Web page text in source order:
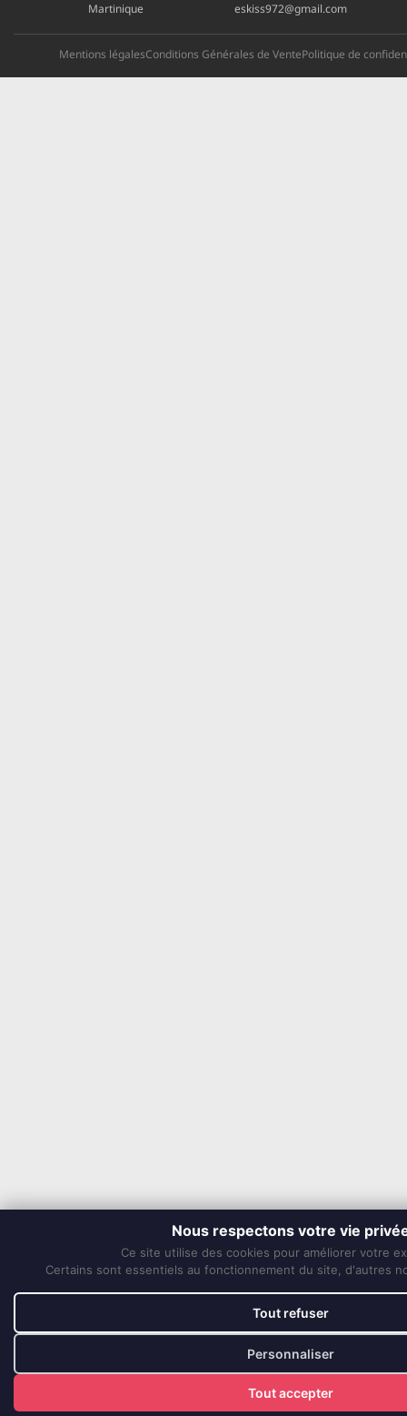
Martinique
eskiss972@gmail.com
Nous respectons votre vie
Ce site utilise des cookies pour améliorer votre
Certains sont essentiels au fonctionnement du site, d'autres
Tout refuser
Personnaliser
Tout accepter
Mentions légalesConditions Générales de VentePolitique de